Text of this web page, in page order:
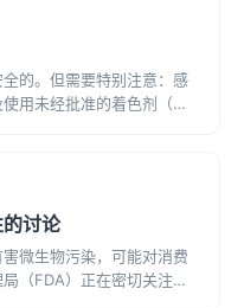
的。但需要特别注意：感
用未经批准的着色剂（色
讨论
微生物污染，可能对消费
（FDA）正在密切关注化